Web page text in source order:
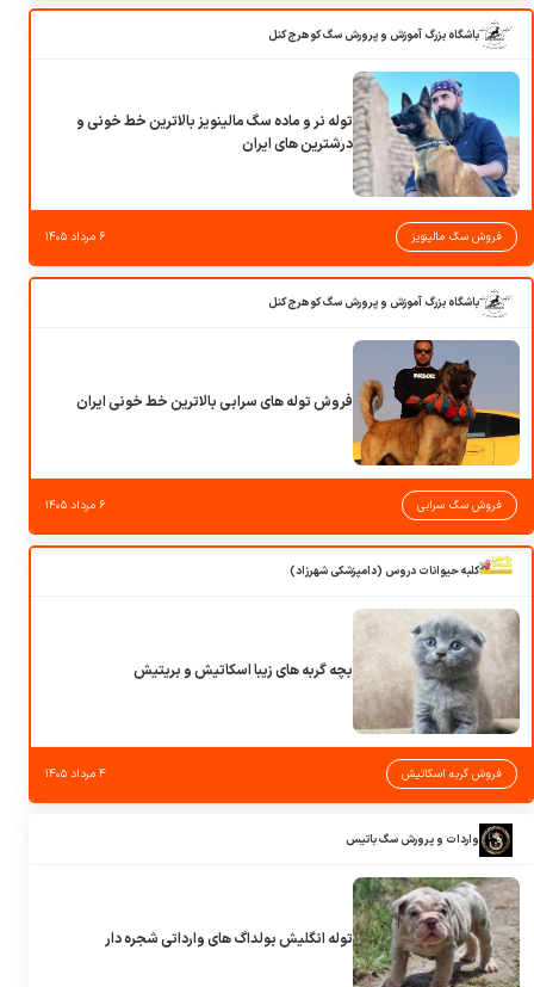
باشگاه بزرگ آموزش و پرورش سگ کوهرج کنل
توله نر و ماده سگ مالینویز بالاترین خط خونی و
درشترین های ایران
فروش سگ مالینویز ۶ مرداد ۱۴۰۵
باشگاه بزرگ آموزش و پرورش سگ کوهرج کنل
فروش توله های سرابی بالاترین خط خونی ایران
فروش سگ سرابی ۶ مرداد ۱۴۰۵
کلبه حیوانات دروس (دامپزشکی شهرزاد)
بچه گربه های زیبا اسکاتیش و بریتیش
فروش گربه اسکاتیش ۴ مرداد ۱۴۰۵
واردات و پرورش سگ باتیس
توله انگلیش بولداگ های وارداتی شجره دار